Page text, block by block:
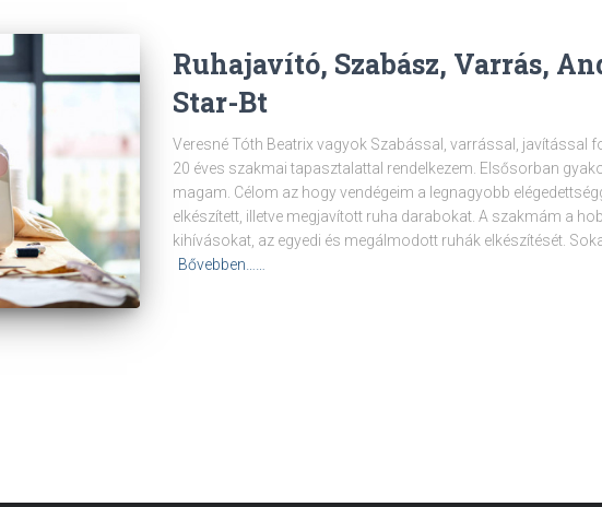
Ruhajavító, Szabász, Varrás,
Star-Bt
Veresné Tóth Beatrix vagyok Szabással, varrással, javítással
20 éves szakmai tapasztalattal rendelkezem. Elsősorban
magam. Célom az hogy vendégeim a legnagyobb
elkészített, illetve megjavított ruha darabokat. A szakmám a
kihívásokat, az egyedi és megálmodott ruhák elkészítését.
Bővebben……